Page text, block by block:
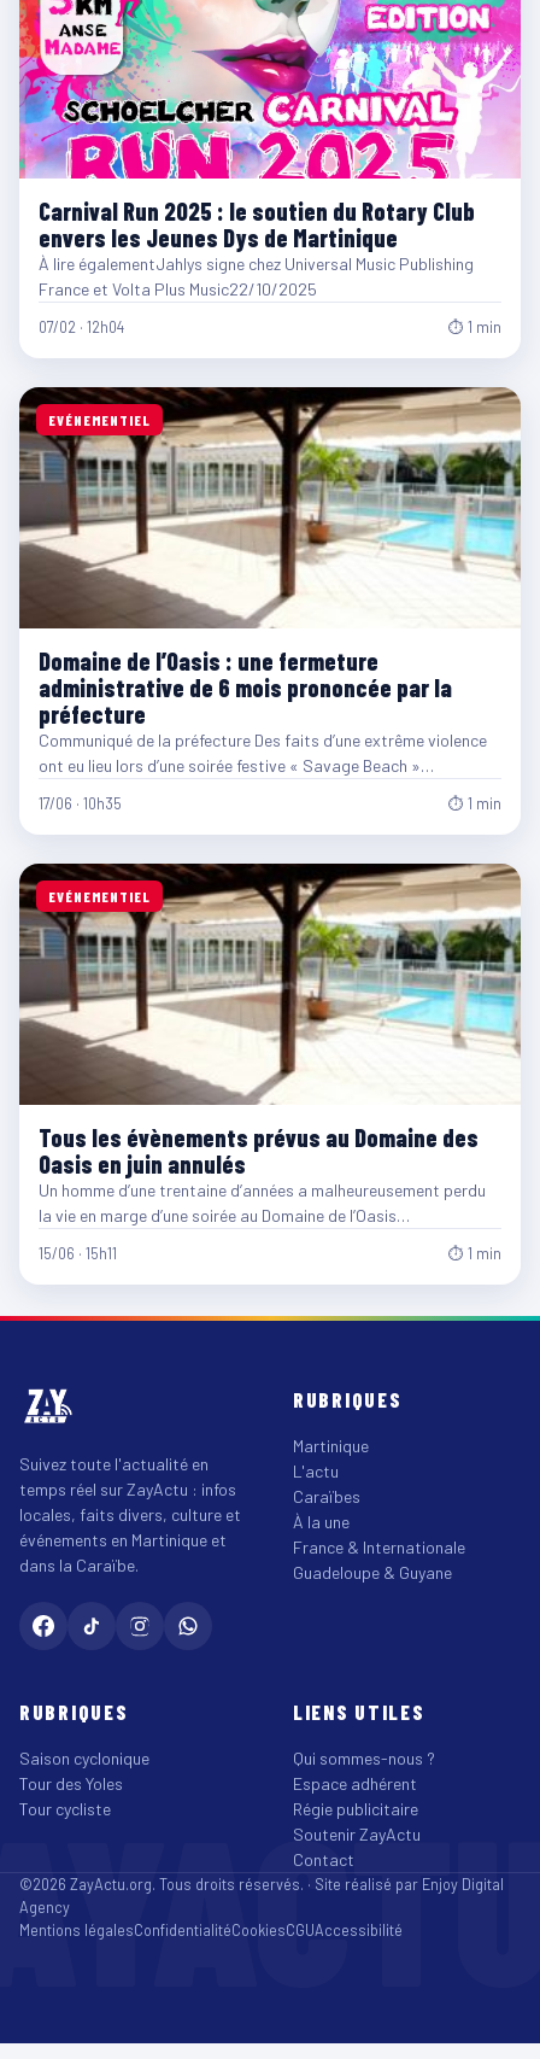
Carnival Run 2025 : le soutien du Rotary Club
envers les Jeunes Dys de Martinique
À lire égalementJahlys signe chez Universal Music Publishing
France et Volta Plus Music22/10/2025
07/02 · 12h04 ⏱ 1 min
EVÉNEMENTIEL
Domaine de l’Oasis : une fermeture
administrative de 6 mois prononcée par la
préfecture
Communiqué de la préfecture Des faits d’une extrême violence
ont eu lieu lors d’une soirée festive « Savage Beach »…
17/06 · 10h35 ⏱ 1 min
EVÉNEMENTIEL
Tous les évènements prévus au Domaine des
Oasis en juin annulés
Un homme d’une trentaine d’années a malheureusement perdu
la vie en marge d’une soirée au Domaine de l’Oasis…
15/06 · 15h11 ⏱ 1 min
Suivez toute l'actualité en
temps réel sur ZayActu : infos
locales, faits divers, culture et
événements en Martinique et
dans la Caraïbe.
RUBRIQUES
Martinique
L'actu
Caraïbes
À la une
France & Internationale
Guadeloupe & Guyane
RUBRIQUES
Saison cyclonique
Tour des Yoles
Tour cycliste
LIENS UTILES
Qui sommes-nous ?
Espace adhérent
Régie publicitaire
Soutenir ZayActu
Contact
©2026 ZayActu.org. Tous droits réservés. · Site réalisé par Enjoy Digital
Agency
Mentions légalesConfidentialitéCookiesCGUAccessibilité